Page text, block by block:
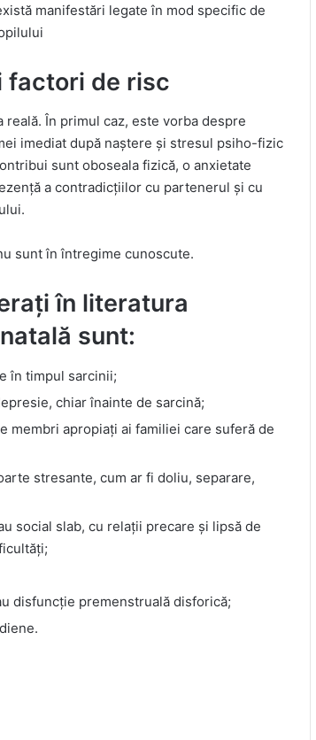
manifestări legate în mod specific de
factori de risc
În primul caz, este vorba despre
imediat după naștere și stresul psiho-fizic
sunt oboseala fizică, o anxietate
a contradicțiilor cu partenerul și cu
sunt în întregime cunoscute.
în literatura
sunt:
în timpul sarcinii;
chiar înainte de sarcină;
membri apropiați ai familiei care suferă de
stresante, cum ar fi doliu, separare,
social slab, cu relații precare și lipsă de
disfuncție premenstruală disforică;